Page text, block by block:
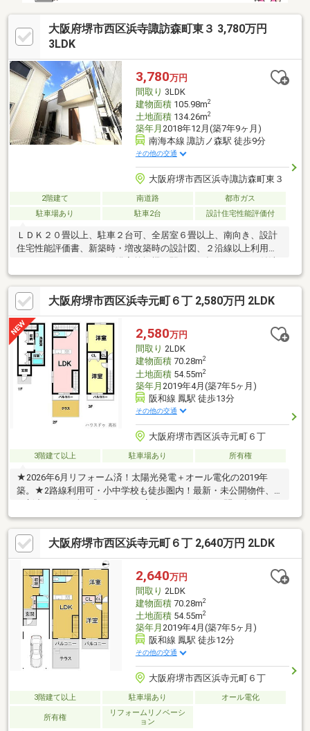
大阪府堺市西区浜寺諏訪森町東３ 3,780万円
3LDK
3,780万円
間取り 3LDK
建物面積105.98m2
土地面積134.26m2
築年月 2018年12月(築7年9ヶ月)
南海本線 諏訪ノ森駅 徒歩9分
その他の交通
大阪府堺市西区浜寺諏訪森町東３
2階建て 南道路
都市ガス
駐車場あり
駐車2台 設計住宅性能評価付
ＬＤＫ２０畳以上、駐車２台可、全居室６畳以上、南向き、設計
住宅性能評価書、新築時・増改築時の設計図、２沿線以上利用
面化粧台、対面式キッチン、ワイドバルコニー、トイレ２ヶ所、
浴室１坪以上、２階建、南面バルコニー、温水洗浄便座、都市ガ
ス、シューズインクローク、平坦地
大阪府堺市西区浜寺元町６丁 2,580万円 2LDK
2,580万円
間取り 2LDK
建物面積70.28m2
土地面積54.55m2
築年月 2019年4月(築7年5ヶ月)
阪和線 鳳駅 徒歩13分
その他の交通
大阪府堺市西区浜寺元町６丁
3階建て以上 駐車場あり 所有権
★2026年6月リフォーム済！太陽光発電＋オール電化の2019年
築。★2路線利用可・小中学校も徒歩圏内！最新・未公開物件、
ださい。
大阪府堺市西区浜寺元町６丁 2,640万円 2LDK
2,640万円
間取り 2LDK
建物面積70.28m2
土地面積54.55m2
築年月 2019年4月(築7年5ヶ月)
阪和線 鳳駅 徒歩12分
その他の交通
大阪府堺市西区浜寺元町６丁
3階建て以上 駐車場あり オール電化
所有権
リフォームリノベーシ
ョン